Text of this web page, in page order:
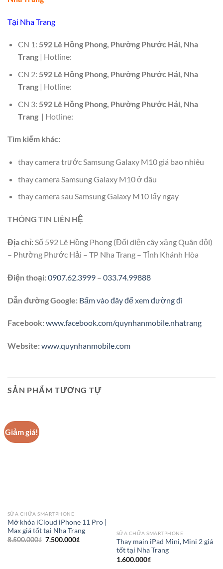
Tại Nha Trang
CN 1: 592 Lê Hồng Phong, Phường Phước Hải, Nha
Trang| Hotline:
CN 2: 592 Lê Hồng Phong, Phường Phước Hải, Nha
Trang| Hotline:
CN 3: 592 Lê Hồng Phong, Phường Phước Hải, Nha
Trang| Hotline:
Tìm kiếm khác:
thay camera trước Samsung Galaxy M10 giá bao nhiêu
thay camera Samsung Galaxy M10 ở đâu
thay camera sau Samsung Galaxy M10 lấy ngay
THÔNG TIN LIÊN HỆ
Địa chỉ:Số 592 Lê Hồng Phong (Đối diện cây xăng Quân đội)
– Phường Phước Hải – TP Nha Trang – Tỉnh Khánh Hòa
Điện thoại:0907.62.3999 – 033.74.99888
Dẫn đường Google: Bấm vào đây để xem đường đi
Facebook:www.facebook.com/quynhanmobile.nhatrang
Website:www.quynhanmobile.com
SẢN PHẨM TƯƠNG TỰ
Giảm giá!
SỬA CHỮA SMARTPHONE
Mở khóa iCloud iPhone 11 Pro |
Max giá tốt tại Nha Trang
8.500.000₫ Giá
7.500.000₫Giá
SỬA CHỮA SMARTPHONE
Thay main iPad Mini, Mini 2 giá
tốt tại Nha Trang
1.600.000₫